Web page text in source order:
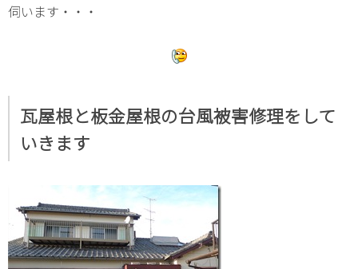
伺います・・・
瓦屋根と板金屋根の台風被害修理をして
いきます